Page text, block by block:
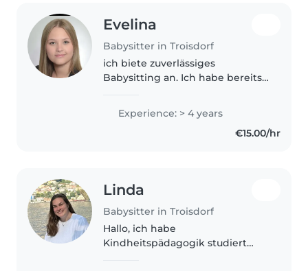
Evelina
Babysitter in Troisdorf
ich biete zuverlässiges
Babysitting an. Ich habe bereits
jährige kleine Schwester habe,
um die ich mich regelmäßig
kümmere und dadurch den
Experience: > 4 years
€15.00/hr
Linda
Babysitter in Troisdorf
Hallo, ich habe
Kindheitspädagogik studiert